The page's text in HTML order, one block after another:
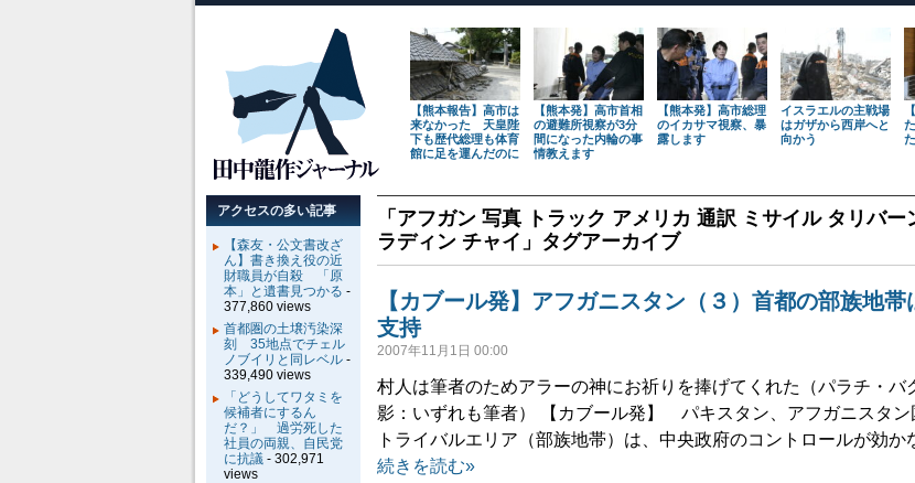
【熊本報告】高市は
来なかった 天皇陛
下も歴代総理も体育
館に足を運んだのに
【熊本発】高市首相
の避難所視察が3分
間になった内輪の事
情教えます
【熊本発】高市総理
のイカサマ視察、暴
露します
イスラエルの主戦場
はガザから西岸へと
向かう
た
「 アフガン 写真 トラック アメリカ 通訳 ミサイル タリバー
ラディン チャイ 」タグアーカイブ
【カブール発】アフガニスタン（３）首都の部族地帯
支持
2007年11月1日 00:00
村人は筆者のためアラーの神にお祈りを捧げてくれた（パラチ・バ
影：いずれも筆者） 【カブール発】 パキスタン、アフガニスタン
トライバルエリア（部族地帯）は、中央政府のコントロールが効
続きを読む»
アクセスの多い記事
【森友・公文書改ざ
ん】書き換え役の近
財職員が自殺 「原
本」と遺書見つかる -
377,860 views
首都圏の土壌汚染深
刻 35地点でチェル
ノブイリと同レベル -
339,490 views
「どうしてワタミを
候補者にするん
だ？」 過労死した
社員の両親、自民党
に抗議 - 302,971
views